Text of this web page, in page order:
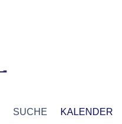
SUCHE KALENDER